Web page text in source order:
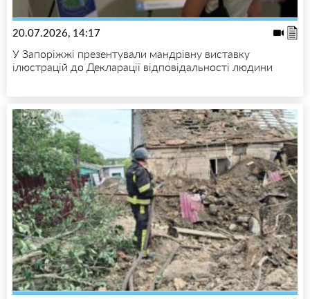
20.07.2026, 14:17
У Запоріжжі презентували мандрівну виставку
ілюстрацій до Декларації відповідальності людини